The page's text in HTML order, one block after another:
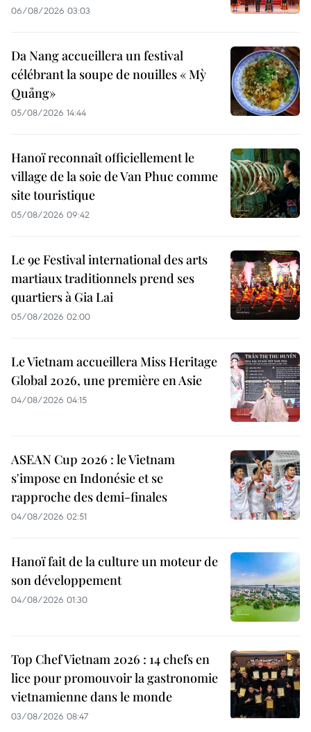
06/08/2026 03:03
Da Nang accueillera un festival
célébrant la soupe de nouilles « Mỳ
Quảng»
05/08/2026 14:44
Hanoï reconnaît officiellement le
village de la soie de Van Phuc comme
site touristique
05/08/2026 09:42
Le 9e Festival international des arts
martiaux traditionnels prend ses
quartiers à Gia Lai
05/08/2026 02:00
Le Vietnam accueillera Miss Heritage
Global 2026, une première en Asie
04/08/2026 04:15
ASEAN Cup 2026 : le Vietnam
s'impose en Indonésie et se
rapproche des demi-finales
04/08/2026 02:51
Hanoï fait de la culture un moteur de
son développement
04/08/2026 01:30
Top Chef Vietnam 2026 : 14 chefs en
lice pour promouvoir la gastronomie
vietnamienne dans le monde
03/08/2026 08:47